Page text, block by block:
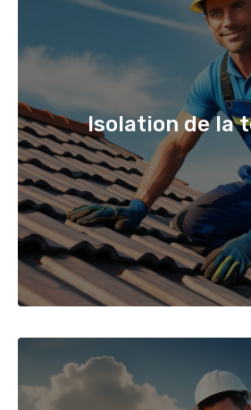
Isolation de la